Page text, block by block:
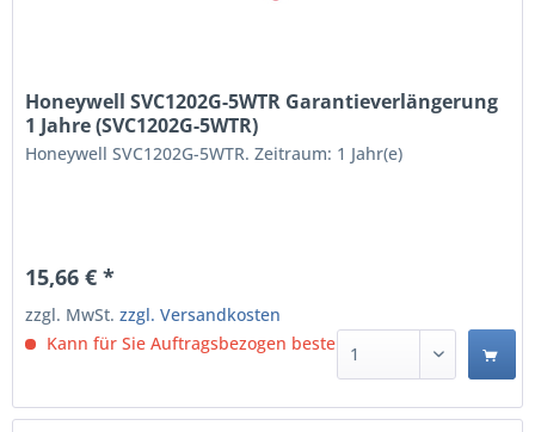
Honeywell SVC1202G-5WTR Garantieverlängerung
1 Jahre (SVC1202G-5WTR)
Honeywell SVC1202G-5WTR. Zeitraum: 1 Jahr(e)
15,66 € *
zzgl. MwSt.zzgl. Versandkosten
Kann für Sie Auftragsbezogen bestellt werden.